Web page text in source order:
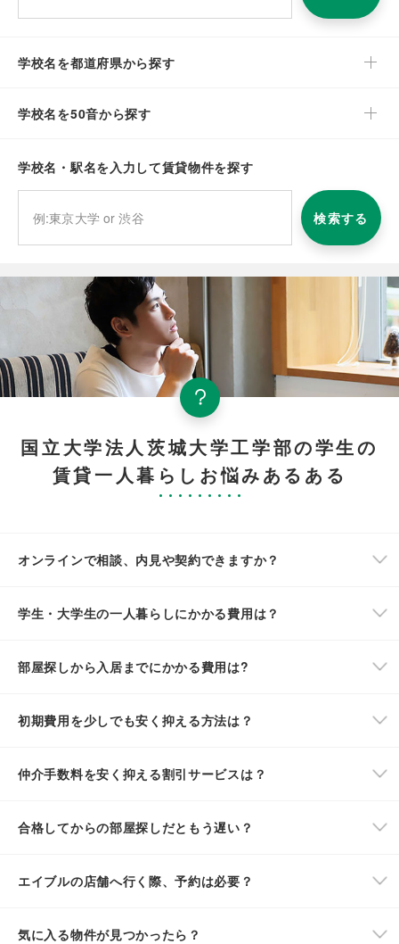
学校名を都道府県から探す
学校名を50音から探す
学校名・駅名を入力して賃貸物件を探す
検索する
国立大学法人茨城大学工学部の学生の
賃貸一人暮らしお悩みあるある
オンラインで相談、内見や契約できますか？
学生・大学生の一人暮らしにかかる費用は？
部屋探しから入居までにかかる費用は?
初期費用を少しでも安く抑える方法は？
仲介手数料を安く抑える割引サービスは？
合格してからの部屋探しだともう遅い？
エイブルの店舗へ行く際、予約は必要？
気に入る物件が見つかったら？